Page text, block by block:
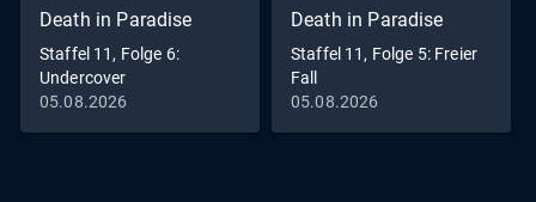
Death in Paradise
Staffel 11, Folge 6:
Undercover
05.08.2026
Death in Paradise
Staffel 11, Folge 5: Freier
Fall
05.08.2026